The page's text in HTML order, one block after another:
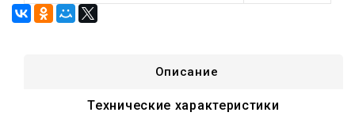
Описание
Технические характеристики